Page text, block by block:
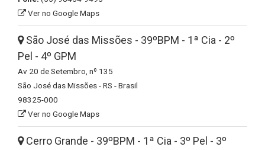
Ver no Google Maps
São José das Missões - 39ºBPM - 1ª Cia - 2º
Pel - 4º GPM
Av 20 de Setembro, nº 135
São José das Missões - RS - Brasil
98325-000
Ver no Google Maps
Cerro Grande - 39ºBPM - 1ª Cia - 3º Pel - 3º